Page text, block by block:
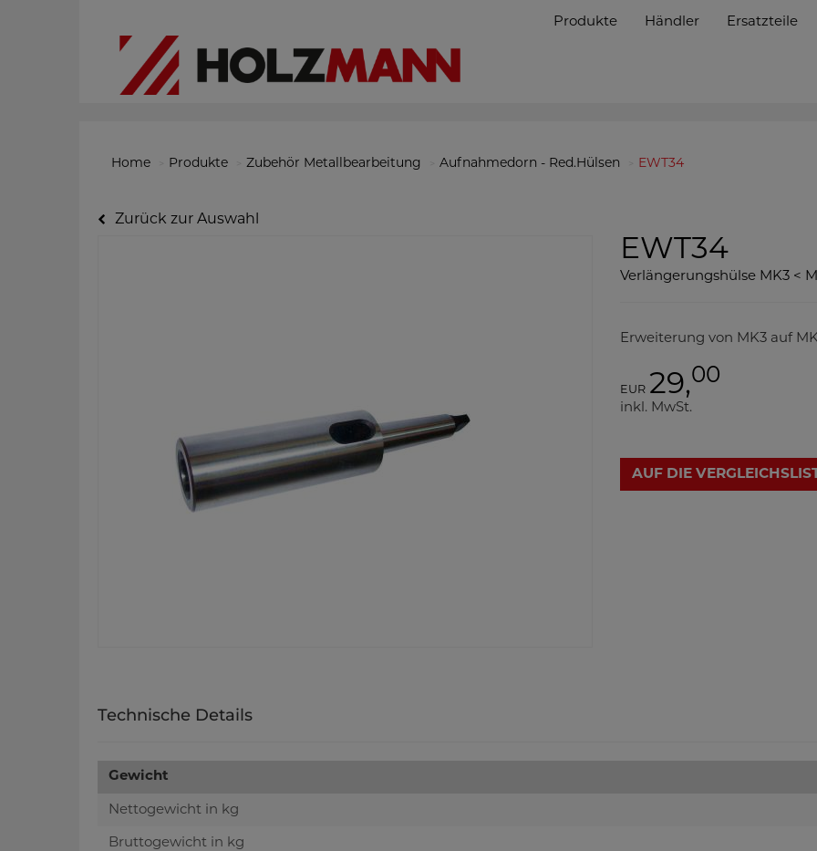
Produkte Händler Ersatzteile
Home Produkte Zubehör Metallbearbeitung Aufnahmedorn - Red.Hülsen EWT34
Zurück zur Auswahl
EWT34
Verlängerungshülse MK3 <
Erweiterung von MK3 auf
EUR 29,00
inkl. MwSt.
AUF DIE
Technische Details
Gewicht
Nettogewicht in kg
Bruttogewicht in kg